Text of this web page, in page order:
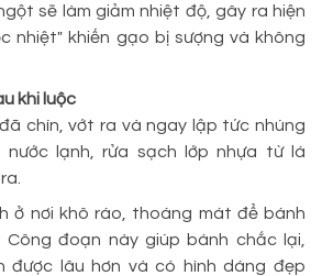
sẽ làm giảm nhiệt độ, gây ra hiện
nhiệt" khiến gạo bị sượng và không
khi luộc
chín, vớt ra và ngay lập tức nhúng
nước lạnh, rửa sạch lớp nhựa từ lá
ở nơi khô ráo, thoáng mát để bánh
Công đoạn này giúp bánh chắc lại,
được lâu hơn và có hình dáng đẹp